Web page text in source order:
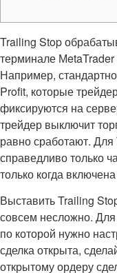
Trailing Stop
терминале
Например,
Profit, которые
фиксируются на
трейдер выключит
равно сработают.
справедливо только
только когда
Выставить Trailing
совсем несложно. Для
по которой нужно
сделка открыта,
открытому ордеру